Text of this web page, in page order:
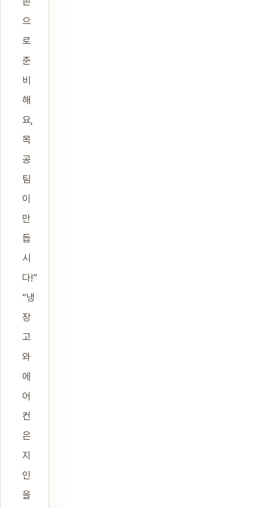
으
로
준
비
해
요,
목
공
팀
이
만
듭
시
다!”
“냉
장
고
와
에
어
컨
은
지
인
을